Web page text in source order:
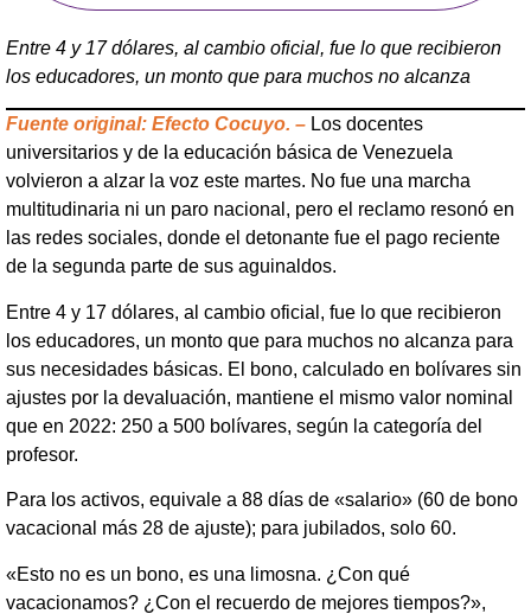
Entre 4 y 17 dólares, al cambio oficial, fue lo que recibieron
los educadores, un monto que para muchos no alcanza
Fuente original: Efecto Cocuyo. – Los docentes
universitarios y de la educación básica de Venezuela
volvieron a alzar la voz este martes. No fue una marcha
multitudinaria ni un paro nacional, pero el reclamo resonó en
las redes sociales, donde el detonante fue el pago reciente
de la segunda parte de sus aguinaldos.
Entre 4 y 17 dólares, al cambio oficial, fue lo que recibieron
los educadores, un monto que para muchos no alcanza para
sus necesidades básicas. El bono, calculado en bolívares sin
ajustes por la devaluación, mantiene el mismo valor nominal
que en 2022: 250 a 500 bolívares, según la categoría del
profesor.
Para los activos, equivale a 88 días de «salario» (60 de bono
vacacional más 28 de ajuste); para jubilados, solo 60.
«Esto no es un bono, es una limosna. ¿Con qué
vacacionamos? ¿Con el recuerdo de mejores tiempos?»,